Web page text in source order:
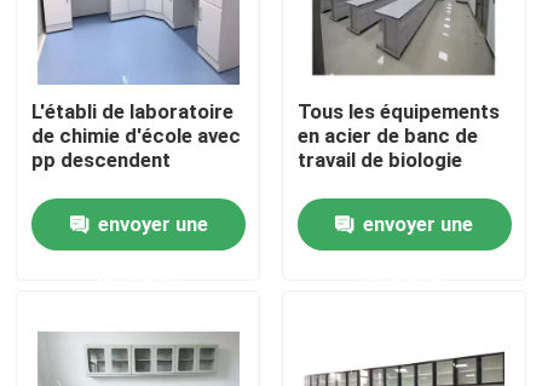
Maison
Au sujet de nous
Visite d'usine
L'établi de laboratoire
de chimie d'école avec
pp descendent
envoyer une
Tous les équipements
en acier de banc de
travail de biologie
envoyer une